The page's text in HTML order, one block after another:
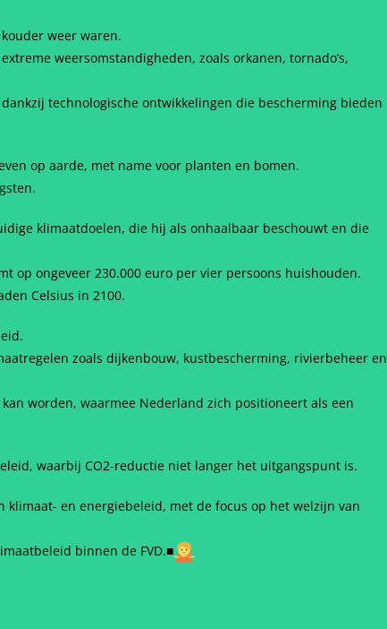
weer waren.
weersomstandigheden, zoals orkanen, tornado’s,
technologische ontwikkelingen die bescherming bieden
op aarde, met name voor planten en bomen.
klimaatdoelen, die hij als onhaalbaar beschouwt en die
op ongeveer 230.000 euro per vier persoons huishouden.
Celsius in 2100.
zoals dijkenbouw, kustbescherming, rivierbeheer en
worden, waarmee Nederland zich positioneert als een
waarbij CO2-reductie niet langer het uitgangspunt is.
en energiebeleid, met de focus op het welzijn van
binnen de FVD.■